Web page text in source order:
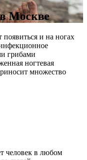
Москве
и на ногах
грибами
ногтевая
множество
человек в любом